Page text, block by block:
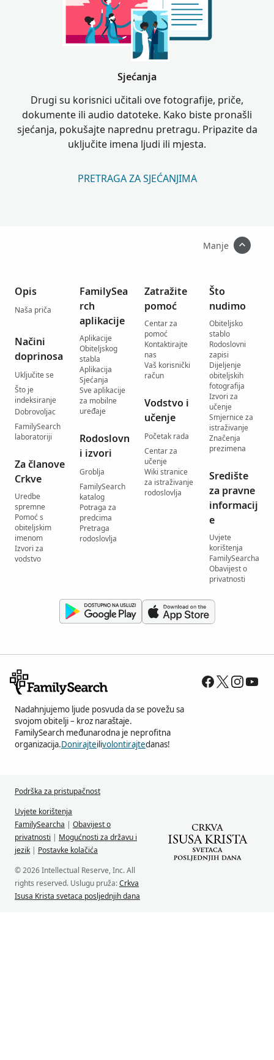
Sjećanja
Drugi su korisnici učitali ove fotografije, priče,
dokumente ili audio datoteke. Kako biste pronašli
sjećanja, pokušajte naprednu pretragu. Pripazite da
uključite imena ljudi ili mjesta.
PRETRAGA ZA SJEĆANJIMA
Manje
Opis
Naša priča
Načini
doprinosa
Uključite se
Što je
indeksiranje
Dobrovoljac
FamilySearch
laboratoriji
Za članove
Crkve
Uredbe
spremne
Pomoć s
obiteljskim
imenom
Izvori za
vodstvo
FamilySea
rch
aplikacije
Aplikacije
Obiteljskog
stabla
Aplikacija
Sjećanja
Sve aplikacije
za mobilne
uređaje
Rodoslovn
i izvori
Groblja
FamilySearch
katalog
Potraga za
predcima
Pretraga
rodoslovlja
Zatražite
pomoć
Centar za
pomoć
Kontaktirajte
nas
Vaš korisnički
račun
Vodstvo i
učenje
Početak rada
Centar za
učenje
Wiki stranice
za istraživanje
rodoslovlja
Što
nudimo
Obiteljsko
stablo
Rodoslovni
zapisi
Dijeljenje
obiteljskih
fotografija
Izvori za
učenje
Smjernice za
istraživanje
Značenja
prezimena
Središte
za pravne
informacij
e
Uvjete
korištenja
FamilySearcha
Obavijest o
privatnosti
Nadahnjujemo ljude posvuda da se povežu sa
svojom obitelji – kroz naraštaje.
FamilySearch međunarodna je neprofitna
organizacija.Donirajteilivolontirajtedanas!
Podrška za pristupačnost
Uvjete korištenja
FamilySearcha | Obavijest o
privatnosti | Mogućnosti za državu i
jezik | Postavke kolačića
© 2026 Intellectual Reserve, Inc. All
rights reserved. Uslugu pruža:Crkva
Isusa Krista svetaca posljednjih dana